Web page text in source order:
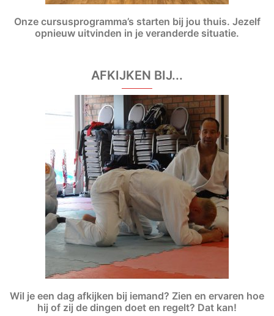
Onze cursusprogramma’s starten bij jou thuis. Jezelf
opnieuw uitvinden in je veranderde situatie.
AFKIJKEN BIJ...
Wil je een dag afkijken bij iemand? Zien en ervaren hoe
hij of zij de dingen doet en regelt? Dat kan!